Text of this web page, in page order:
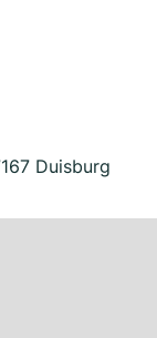
Duisburg